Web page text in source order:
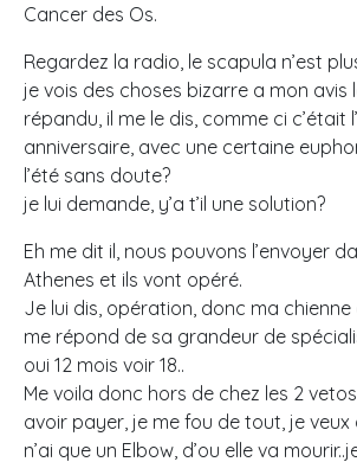
Cancer des Os.
Regardez la radio, le scapula n’est
je vois des choses bizarre a mon avis
répandu, il me le dis, comme ci c’était
anniversaire, avec une certaine
l’été sans doute?
je lui demande, y’a t’il une solution?
Eh me dit il, nous pouvons l’envoyer
Athenes et ils vont opéré.
Je lui dis, opération, donc ma chienne
me répond de sa grandeur de
oui 12 mois voir 18..
Me voila donc hors de chez les 2
avoir payer, je me fou de tout, je veux
n’ai que un Elbow, d’ou elle va